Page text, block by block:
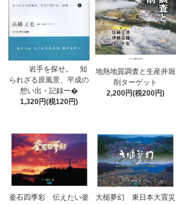
岩手を探せ。 知
られざる原風景、平成の
想い出・記録ー�
1,320円(税120円)
地熱地質調査と生産井堀
削ターゲット
2,200円(税200円)
釜石四季彩 伝えたい釜
大槌夢幻 東日本大震災